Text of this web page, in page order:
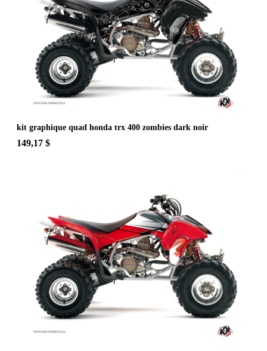
kit graphique quad honda trx 400 zombies dark noir
149,17 $